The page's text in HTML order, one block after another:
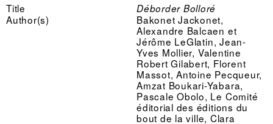
Title
Déborder Bolloré
Author(s)
Bakonet Jackonet,
Alexandre Balcaen et
Jérôme LeGlatin, Jean-
Yves Mollier, Valentine
Robert Gilabert, Florent
Massot, Antoine Pecqueur,
Amzat Boukari-Yabara,
Pascale Obolo, Le Comité
éditorial des éditions du
bout de la ville, Clara